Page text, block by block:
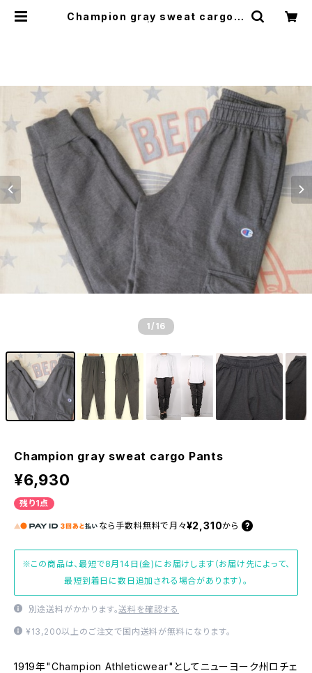
Champion gray sweat cargo P
1 /16
Champion gray sweat cargo Pants
¥6,930
残り1点
なら 手数料無料で 月々¥2,310から
※この商品は、最短で8月14日(金)にお届けします（お届け先によって、
最短到着日に数日追加される場合があります）。
別途送料がかかります。送料を確認する
¥13,200以上のご注文で国内送料が無料になります。
1919年"Champion Athleticwear"としてニューヨーク州ロチェ